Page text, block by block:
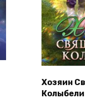
Хозяин
Колыбели